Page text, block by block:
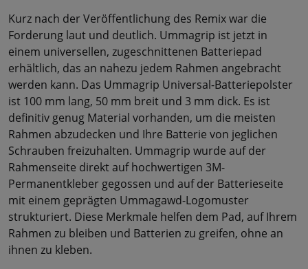
Kurz nach der Veröffentlichung des Remix war die
Forderung laut und deutlich. Ummagrip ist jetzt in
einem universellen, zugeschnittenen Batteriepad
erhältlich, das an nahezu jedem Rahmen angebracht
werden kann. Das Ummagrip Universal-Batteriepolster
ist 100 mm lang, 50 mm breit und 3 mm dick. Es ist
definitiv genug Material vorhanden, um die meisten
Rahmen abzudecken und Ihre Batterie von jeglichen
Schrauben freizuhalten. Ummagrip wurde auf der
Rahmenseite direkt auf hochwertigen 3M-
Permanentkleber gegossen und auf der Batterieseite
mit einem geprägten Ummagawd-Logomuster
strukturiert. Diese Merkmale helfen dem Pad, auf Ihrem
Rahmen zu bleiben und Batterien zu greifen, ohne an
ihnen zu kleben.